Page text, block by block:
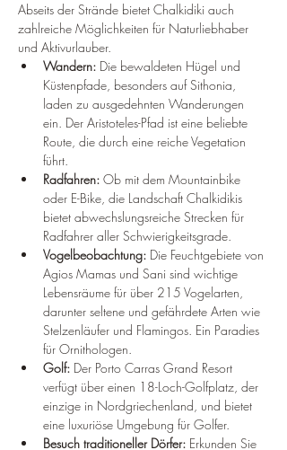
Abseits der Strände bietet Chalkidiki auch
zahlreiche Möglichkeiten für Naturliebhaber
und Aktivurlauber.
Wandern: Die bewaldeten Hügel und
Küstenpfade, besonders auf Sithonia,
laden zu ausgedehnten Wanderungen
ein. Der Aristoteles-Pfad ist eine beliebte
Route, die durch eine reiche Vegetation
führt.
Radfahren: Ob mit dem Mountainbike
oder E-Bike, die Landschaft Chalkidikis
bietet abwechslungsreiche Strecken für
Radfahrer aller Schwierigkeitsgrade.
Vogelbeobachtung: Die Feuchtgebiete von
Agios Mamas und Sani sind wichtige
Lebensräume für über 215 Vogelarten,
darunter seltene und gefährdete Arten wie
Stelzenläufer und Flamingos. Ein Paradies
für Ornithologen.
Golf: Der Porto Carras Grand Resort
verfügt über einen 18-Loch-Golfplatz, der
einzige in Nordgriechenland, und bietet
eine luxuriöse Umgebung für Golfer.
Besuch traditioneller Dörfer: Erkunden Sie